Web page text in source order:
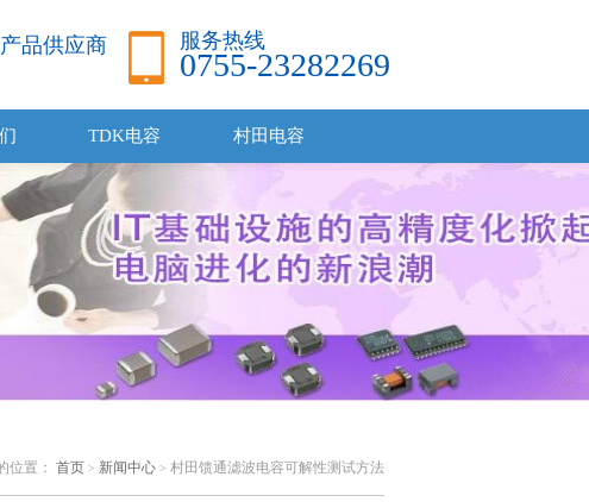
品供应商 服务热线
0755-23282269
TDK电容 村田电容
位置： 首页 > 新闻中心 > 村田馈通滤波电容可解性测试方法